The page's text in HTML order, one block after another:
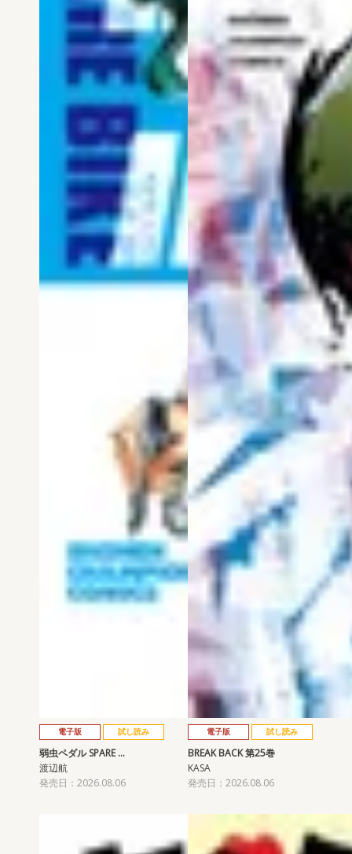
電子版 試し読み
弱虫ペダル SPARE …
渡辺航
発売日：2026.08.06
電子版 試し読み
BREAK BACK 第25巻
KASA
発売日：2026.08.06